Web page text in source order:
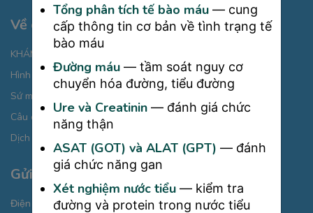
Về chúng tôi
KHÁM BỆNH CHỌN GÓI
Hình ảnh giới thiệu
Sứ mệnh chăm sóc từ cái “Tâm”
Câu chuyện thương hiệu
Dịch vụ phòng khám đa khoa
Gửi thông tin liên hệ
Điện thoại: 19005175
Tổng phân tích tế bào máu— cung
cấp thông tin cơ bản về tình trạng tế
bào máu
Đường máu— tầm soát nguy cơ
chuyển hóa đường, tiểu đường
Ure và Creatinin— đánh giá chức
năng thận
ASAT (GOT) và ALAT (GPT) — đánh
giá chức năng gan
Xét nghiệm nước tiểu— kiểm tra
đường và protein trong nước tiểu